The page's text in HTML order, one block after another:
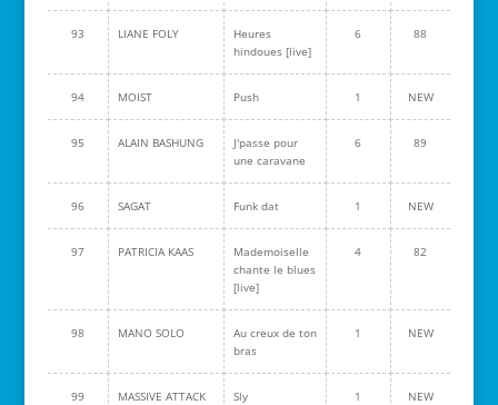
93 LIANE FOLY
Heures
hindoues [live]
6 88
94 MOIST Push 1 NEW
95 ALAIN BASHUNG
J'passe pour
une caravane
6 89
96 SAGAT Funk dat 1 NEW
97 PATRICIA KAAS
Mademoiselle
chante le blues
[live]
4 82
98 MANO SOLO
Au creux de ton
bras
1 NEW
99 MASSIVE ATTACK Sly 1 NEW